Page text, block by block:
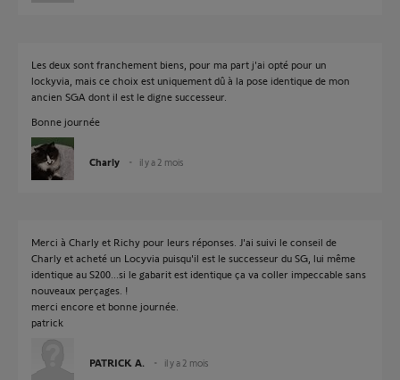
Les deux sont franchement biens, pour ma part j'ai opté pour un
lockyvia, mais ce choix est uniquement dû à la pose identique de mon
ancien SGA dont il est le digne successeur.
Bonne journée
Charly il y a 2 mois
Merci à Charly et Richy pour leurs réponses. J'ai suivi le conseil de
Charly et acheté un Locyvia puisqu'il est le successeur du SG, lui même
identique au S200...si le gabarit est identique ça va coller impeccable sans
nouveaux perçages. !
merci encore et bonne journée.
patrick
PATRICK A. il y a 2 mois